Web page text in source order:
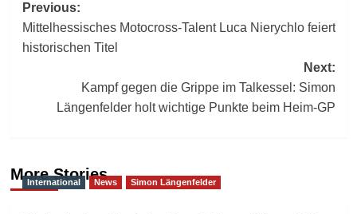
Post
navigation
Previous:
Mittelhessisches Motocross-Talent Luca Nierychlo feiert
historischen Titel
Next:
Kampf gegen die Grippe im Talkessel: Simon
Längenfelder holt wichtige Punkte beim Heim-GP
More Stories
International News Simon Längenfelder